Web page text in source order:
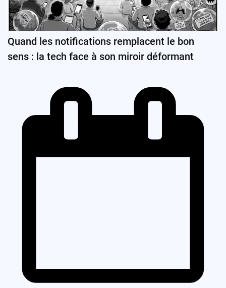
Quand les notifications remplacent le bon
sens : la tech face à son miroir déformant